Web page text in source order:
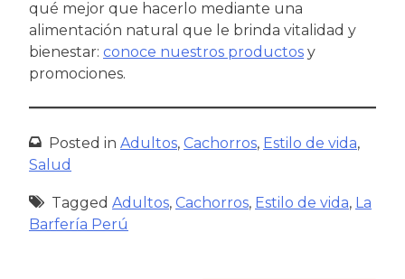
qué mejor que hacerlo mediante una
alimentación natural que le brinda vitalidad y
bienestar: conoce nuestros productos y
promociones.
Posted in Adultos, Cachorros, Estilo de vida,
Salud
Tagged Adultos, Cachorros, Estilo de vida, La
Barfería Perú